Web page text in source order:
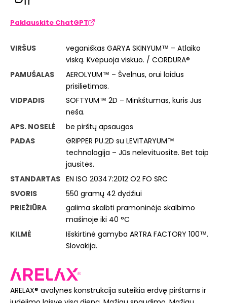
Paklauskite ChatGPT
VIRŠUS
veganiškas GARYA SKINYUM™ – Atlaiko
viską. Kvėpuoja viskuo. / CORDURA®
PAMUŠALAS
AEROLYUM™ – Švelnus, orui laidus
prisilietimas.
VIDPADIS
SOFTYUM™ 2D – Minkštumas, kuris Jus
neša.
APS. NOSELĖ
be pirštų apsaugos
PADAS
GRIPPER PU.2D su LEVITARYUM™
technologija – Jūs nelevituosite. Bet taip
jausitės.
STANDARTAS EN ISO 20347:2012 O2 FO SRC
SVORIS
550 gramų 42 dydžiui
PRIEŽIŪRA
galima skalbti pramoninėje skalbimo
mašinoje iki 40 °C
KILMĖ
Išskirtinė gamyba ARTRA FACTORY 100™.
Slovakija.
ARELAX® avalynės konstrukcija suteikia erdvę pirštams ir